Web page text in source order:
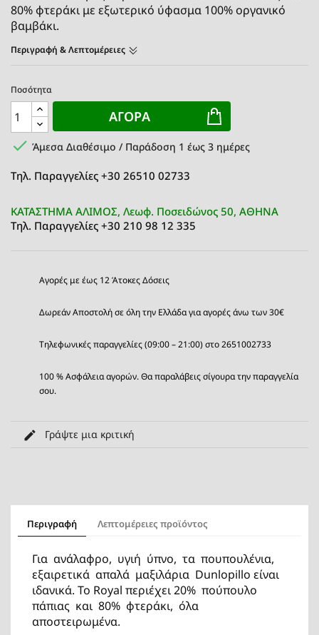
80% φτεράκι με εξωτερικό ύφασμα 100% οργανικό
βαμβάκι.
Περιγραφή & Λεπτομέρειες
Ποσότητα
ΑΓΟΡΆ
 Άμεσα Διαθέσιμο / Παράδοση 1 έως 3 ημέρες
Τηλ. Παραγγελίες +30 26510 02733
ΚΑΤΑΣΤΗΜΑ ΑΛΙΜΟΣ, Λεωφ. Ποσειδώνος 50, ΑΘΗΝΑ
Τηλ. Παραγγελίες +30 210 98 12 335
Αγορές με έως 12 Άτοκες Δόσεις
Δωρεάν Αποστολή σε όλη την Ελλάδα για αγορές άνω των 30€
Τηλεφωνικές παραγγελίες (09:00 – 21:00) στο 2651002733
100 % Ασφάλεια αγορών. Θα παραλάβεις σίγουρα την παραγγελία
σου.
Γράψτε μια κριτική
Περιγραφή Λεπτομέρειες προϊόντος
Για ανάλαφρο, υγιή ύπνο, τα πουπουλένια,
εξαιρετικά απαλά μαξιλάρια Dunlopillo είναι
ιδανικά. Το Royal περιέχει 20% πούπουλο
πάπιας και 80% φτεράκι, όλα
αποστειρωμένα.